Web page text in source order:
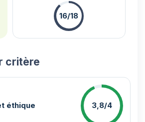
16/18
critère
éthique 3,8/4